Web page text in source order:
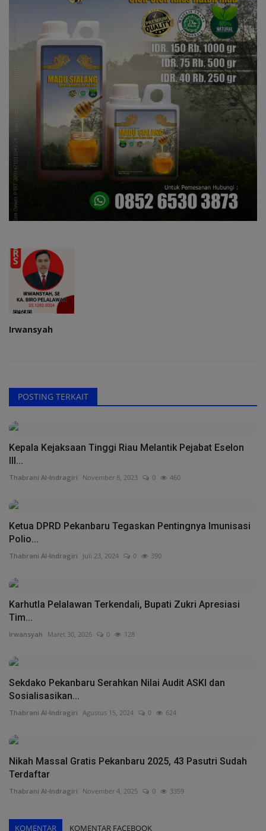
Irwansyah
POSTING TERKAIT
Kepala Kejaksaan Tinggi Riau Melantik Pejabat Eselon
III...
Thabrani Al-Indragiri November 8, 2023 0 460
Ketua DPRD Pekanbaru Tegaskan Pentingnya Imunisasi
Polio...
Thabrani Al-Indragiri Juli 23, 2024 0 390
Karhutla Pelalawan Terkendali, Bupati Zukri Apresiasi
Tim...
Irwansyah Maret 30, 2026 0 128
Sekdako Pekanbaru Serahkan Nilai Audit ASKI dan
Sosialisasikan...
Thabrani Al-Indragiri Agustus 15, 2024 0 624
Nikah Massal Gratis Pekanbaru 2025, 43 Pasutri Sudah
Terdaftar
Thabrani Al-Indragiri November 4, 2025 0 3359
KOMENTAR KOMENTAR FACEBOOK